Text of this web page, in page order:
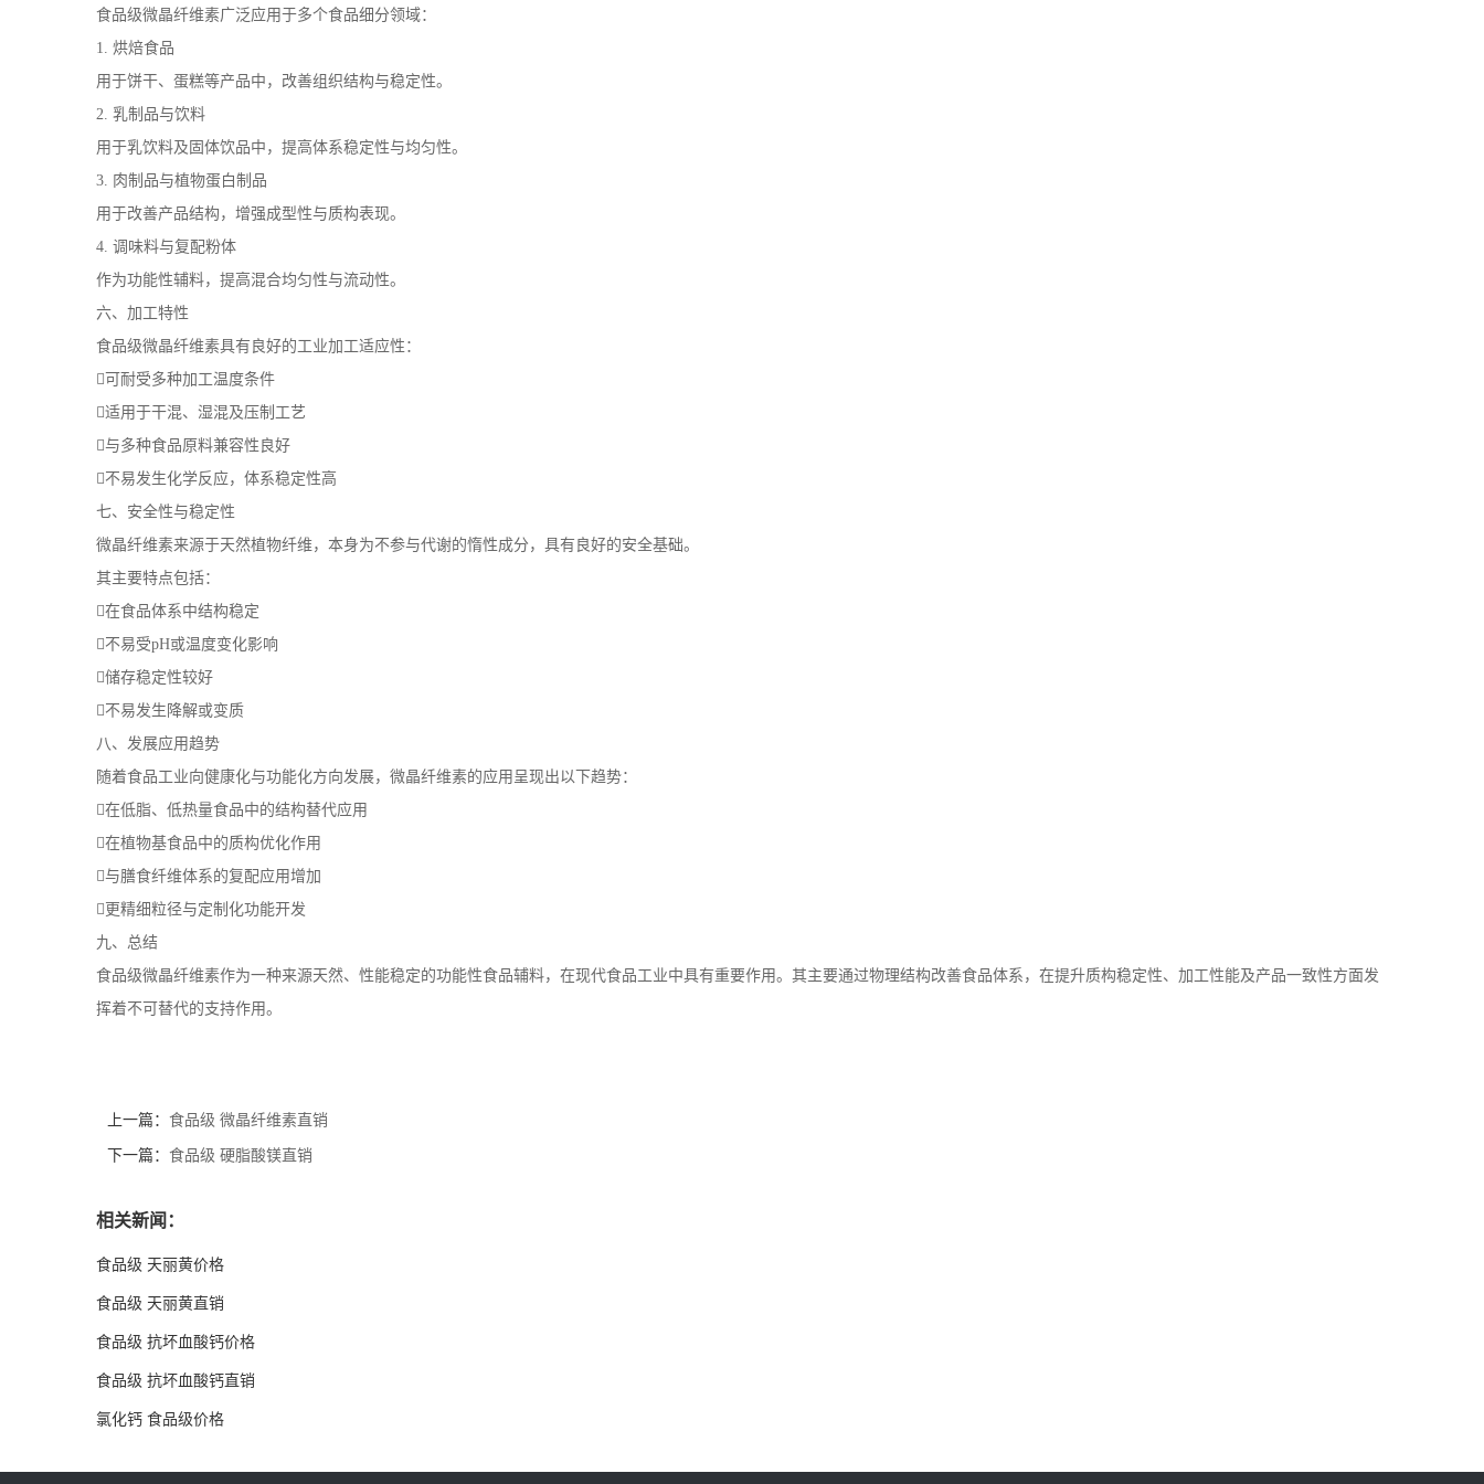
食品级微晶纤维素广泛应用于多个食品细分领域：
1. 烘焙食品
用于饼干、蛋糕等产品中，改善组织结构与稳定性。
2. 乳制品与饮料
用于乳饮料及固体饮品中，提高体系稳定性与均匀性。
3. 肉制品与植物蛋白制品
用于改善产品结构，增强成型性与质构表现。
4. 调味料与复配粉体
作为功能性辅料，提高混合均匀性与流动性。
六、加工特性
食品级微晶纤维素具有良好的工业加工适应性：
可耐受多种加工温度条件
适用于干混、湿混及压制工艺
与多种食品原料兼容性良好
不易发生化学反应，体系稳定性高
七、安全性与稳定性
微晶纤维素来源于天然植物纤维，本身为不参与代谢的惰性成分，具有良好的安全基础。
其主要特点包括：
在食品体系中结构稳定
不易受pH或温度变化影响
储存稳定性较好
不易发生降解或变质
八、发展应用趋势
随着食品工业向健康化与功能化方向发展，微晶纤维素的应用呈现出以下趋势：
在低脂、低热量食品中的结构替代应用
在植物基食品中的质构优化作用
与膳食纤维体系的复配应用增加
更精细粒径与定制化功能开发
九、总结
食品级微晶纤维素作为一种来源天然、性能稳定的功能性食品辅料，在现代食品工业中具有重要作用。其主要通过物理结构改善食品体系，在提升质构稳定性、加工性能及产品一致性方面发
挥着不可替代的支持作用。
上一篇： 食品级 微晶纤维素直销
下一篇： 食品级 硬脂酸镁直销
相关新闻：
食品级 天丽黄价格
食品级 天丽黄直销
食品级 抗坏血酸钙价格
食品级 抗坏血酸钙直销
氯化钙 食品级价格